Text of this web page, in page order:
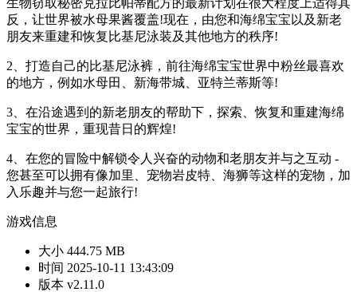
反，让世界被水母果酱覆盖!现在，由您和海绵宝宝以及新老
朋友来重建和恢复比基尼泳装及其他地方的秩序!
2、打造自己的比基尼泳裤，前往海绵宝宝世界中粉丝最喜欢
的地方，例如水母田、新海带城、亚特兰蒂斯等!
3、在沿途遇到的新老朋友的帮助下，探索、恢复和重建海绵
宝宝的世界，重现昔日的辉煌!
4、在您的冒险中解锁令人兴奋的动物和老朋友并与之互动 -
您甚至可以拥有像加里、宠物岩皮特、海狮等这样的宠物，加
入乐趣并与您一起旅行!
游戏信息
大小 444.75 MB
时间 2025-10-11 13:43:09
版本 v2.11.0